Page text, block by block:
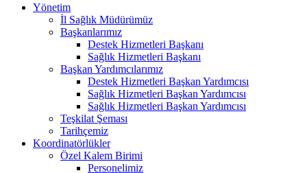
Yönetim
İl Sağlık Müdürümüz
Başkanlarımız
Destek Hizmetleri Başkanı
Sağlık Hizmetleri Başkanı
Başkan Yardımcılarımız
Destek Hizmetleri Başkan Yardımcısı
Sağlık Hizmetleri Başkan Yardımcısı
Sağlık Hizmetleri Başkan Yardımcısı
Teşkilat Şeması
Tarihçemiz
Koordinatörlükler
Özel Kalem Birimi
Personelimiz